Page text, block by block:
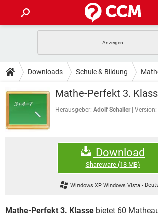
ANDROID IOS
WINDOWS 10 INSTAGRAM
TIKTOK
FACEBOOK
TIPPS & TRICKS
SPIELE STREAMING
ANDROID
WINDOWS 10
HARDWARE
DOWNLOADS
STREAMING
ANDROID
INSTAGRAM
TIKTOK
IOS
INSTAGRAM
TIKTOK
STREAMING
WHATSAPP TIKTOK
Downloads Schule & Bildung
Mathe-Perfekt 3.
Herausgeber: Adolf Schaller Version:
Download
Shareware(18 MB)
Windows XP Windows Vista -
Mathe-Perfekt 3. Klasse bietet 60